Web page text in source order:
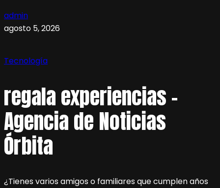
admin
agosto 5, 2026
Tecnología
regala experiencias –
Agencia de Noticias
Órbita
¿Tienes varios amigos o familiares que cumplen años